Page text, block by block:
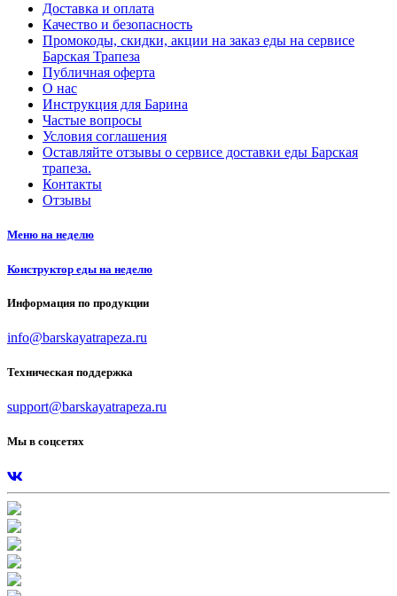
Доставка и оплата
Качество и безопасность
Промокоды, скидки, акции на заказ еды на сервисе
Барская Трапеза
Публичная оферта
О нас
Инструкция для Барина
Частые вопросы
Условия соглашения
Оставляйте отзывы о сервисе доставки еды Барская
трапеза.
Контакты
Отзывы
Меню на неделю
Конструктор еды на неделю
Информация по продукции
info@barskayatrapeza.ru
Техническая поддержка
support@barskayatrapeza.ru
Мы в соцсетях